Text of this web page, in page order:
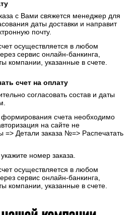
с Вами свяжется менеджер для
даты доставки и направит
почту.
осуществляется в любом
сервис онлайн-банкинга,
компании, указанные в счете.
счет на оплату
согласовать состав и даты
формирования счета необходимо
на сайте не
=> Детали заказа №=> Распечатать
номер заказа.
осуществляется в любом
сервис онлайн-банкинга,
компании, указанные в счете.